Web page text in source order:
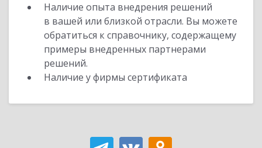
Наличие опыта внедрения решений
в вашей или близкой отрасли. Вы можете
обратиться к справочнику, содержащему
примеры внедренных партнерами
решений.
Наличие у фирмы сертификата